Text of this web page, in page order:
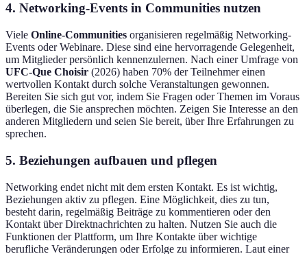
4. Networking-Events in Communities nutzen
Viele Online-Communities organisieren regelmäßig Networking-
Events oder Webinare. Diese sind eine hervorragende Gelegenheit,
um Mitglieder persönlich kennenzulernen. Nach einer Umfrage von
UFC-Que Choisir (2026) haben 70% der Teilnehmer einen
wertvollen Kontakt durch solche Veranstaltungen gewonnen.
Bereiten Sie sich gut vor, indem Sie Fragen oder Themen im Voraus
überlegen, die Sie ansprechen möchten. Zeigen Sie Interesse an den
anderen Mitgliedern und seien Sie bereit, über Ihre Erfahrungen zu
sprechen.
5. Beziehungen aufbauen und pflegen
Networking endet nicht mit dem ersten Kontakt. Es ist wichtig,
Beziehungen aktiv zu pflegen. Eine Möglichkeit, dies zu tun,
besteht darin, regelmäßig Beiträge zu kommentieren oder den
Kontakt über Direktnachrichten zu halten. Nutzen Sie auch die
Funktionen der Plattform, um Ihre Kontakte über wichtige
berufliche Veränderungen oder Erfolge zu informieren. Laut einer